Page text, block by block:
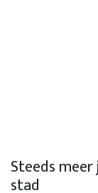
Steeds
stad